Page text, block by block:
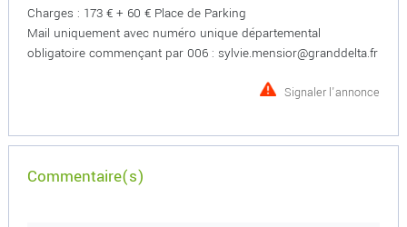
Charges : 173 € + 60 € Place de Parking
Mail uniquement avec numéro unique départemental
obligatoire commençant par 006 : sylvie.mensior@granddelta.fr
Signaler l'annonce
Commentaire(s)